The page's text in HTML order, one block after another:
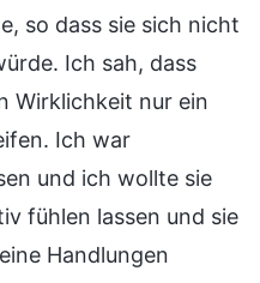
so dass sie sich nicht
Ich sah, dass
Wirklichkeit nur ein
Ich war
und ich wollte sie
fühlen lassen und sie
Handlungen